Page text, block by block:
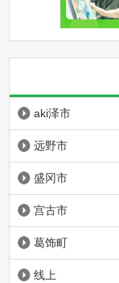
aki泽市
远野市
盛冈市
宫古市
葛饰町
线上